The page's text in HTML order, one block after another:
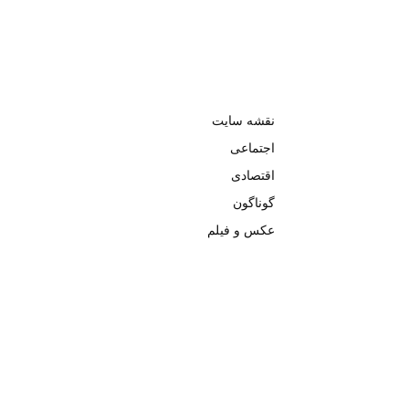
نقشه سایت
اجتماعی
اقتصادی
گوناگون
عکس و فیلم